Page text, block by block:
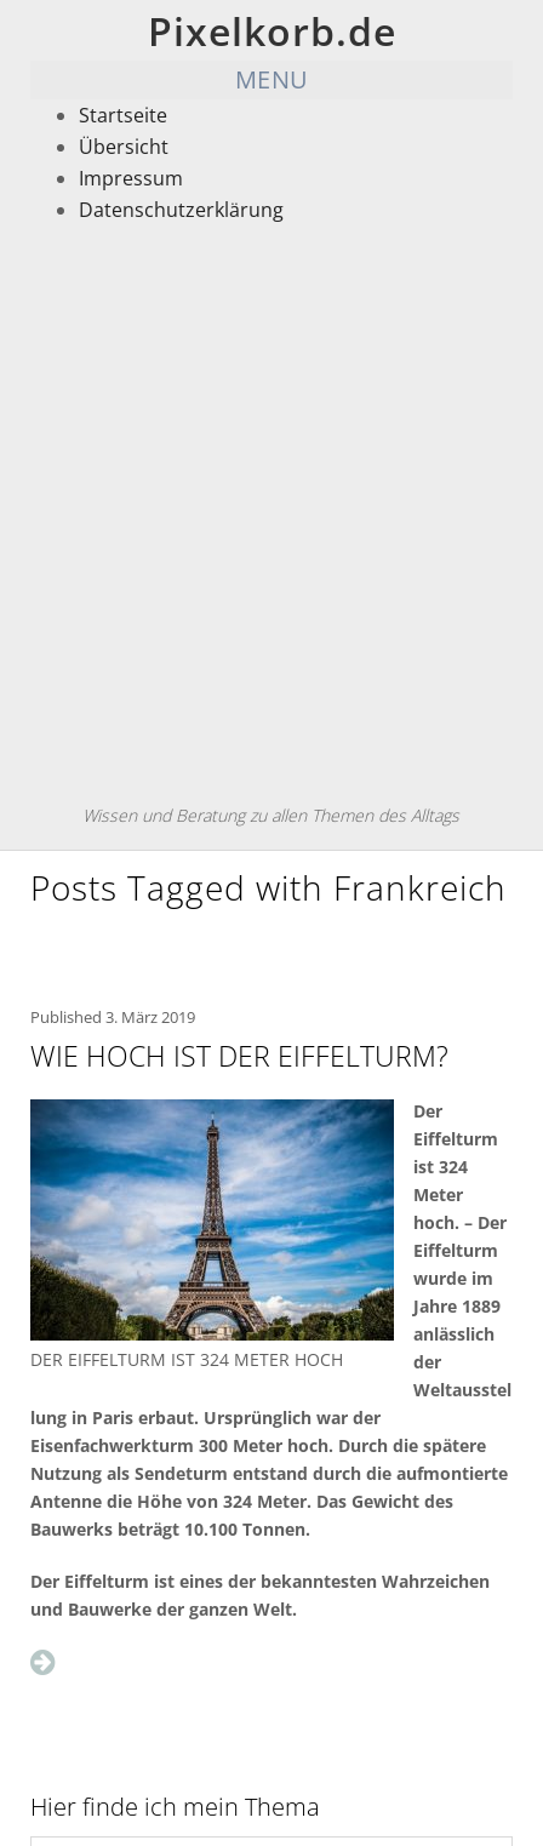
Pixelkorb.de
MENU
Startseite
Übersicht
Impressum
Datenschutzerklärung
Wissen und Beratung zu allen Themen des Alltags
Posts Tagged with Frankreich
Published 3. März 2019
WIE HOCH IST DER EIFFELTURM?
DER EIFFELTURM IST 324 METER HOCH
Der
Eiffelturm
ist 324
Meter
hoch. – Der
Eiffelturm
wurde im
Jahre 1889
anlässlich
der
Weltausstel
lung in Paris erbaut. Ursprünglich war der
Eisenfachwerkturm 300 Meter hoch. Durch die spätere
Nutzung als Sendeturm entstand durch die aufmontierte
Antenne die Höhe von 324 Meter. Das Gewicht des
Bauwerks beträgt 10.100 Tonnen.
Der Eiffelturm ist eines der bekanntesten Wahrzeichen
und Bauwerke der ganzen Welt.
Hier finde ich mein Thema